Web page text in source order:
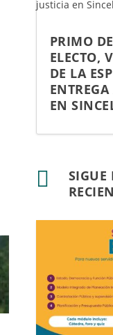
PRIMO
ELECTO,
DE LA
EN

SIGUE